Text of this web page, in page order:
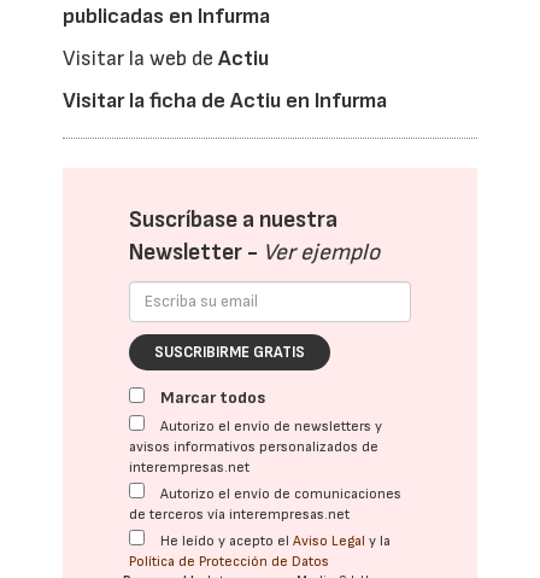
publicadas en Infurma
Visitar la web deActiu
Visitar la ficha de Actiu en Infurma
Suscríbase a nuestra
Newsletter - Ver ejemplo
SUSCRIBIRME GRATIS
Marcar todos
Autorizo el envío de newsletters y
avisos informativos personalizados de
interempresas.net
Autorizo el envío de comunicaciones
de terceros vía interempresas.net
He leído y acepto elAviso Legal y la
Política de Protección de Datos